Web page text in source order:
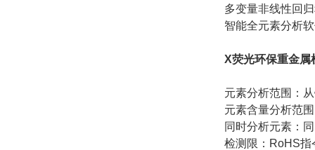
多变量非线性回
智能全元素分析
X荧光环保重金属
元素分析范围：
元素含量分析范
同时分析元素：
检测限：RoHS指